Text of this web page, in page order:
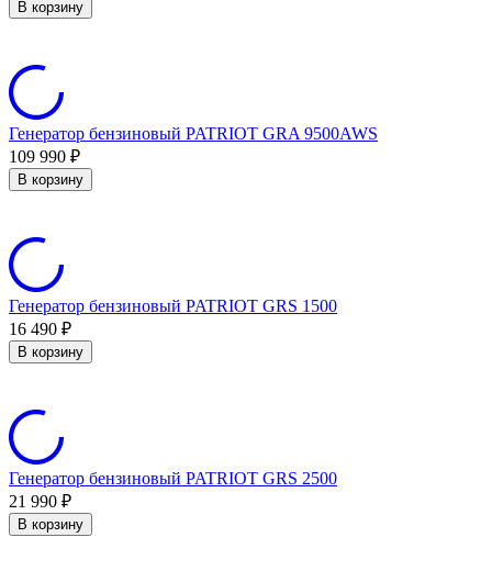
В корзину
Генератор бензиновый PATRIOT GRA 9500AWS
109 990 ₽
В корзину
Генератор бензиновый PATRIOT GRS 1500
16 490 ₽
В корзину
Генератор бензиновый PATRIOT GRS 2500
21 990 ₽
В корзину